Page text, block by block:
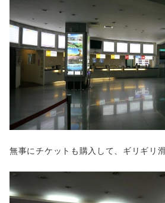
無事にチケットも購入して、ギリギリ